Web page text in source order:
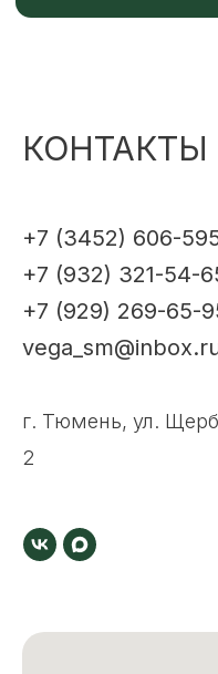
КОНТАКТЫ
+7 (3452) 606-
+7 (932) 321-54-
+7 (929) 269-65-
г. Тюмень, ул.
2